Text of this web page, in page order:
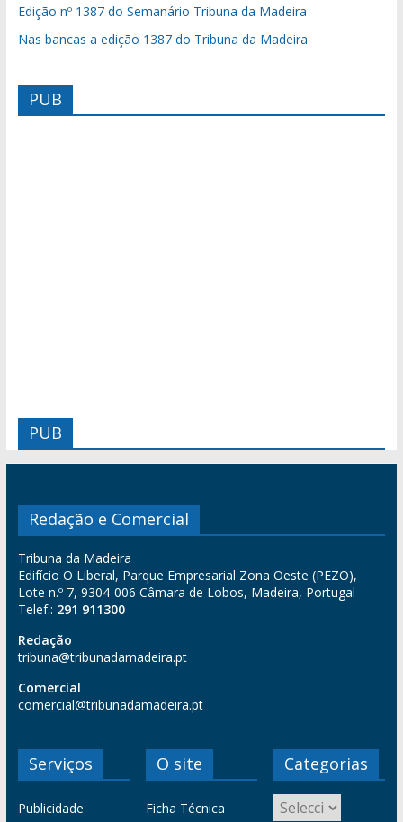
Edição nº 1387 do Semanário Tribuna da Madeira
Nas bancas a edição 1387 do Tribuna da Madeira
PUB
PUB
Redação e Comercial
Tribuna da Madeira
Edifício O Liberal, Parque Empresarial Zona Oeste (PEZO),
Lote n.º 7, 9304-006 Câmara de Lobos, Madeira, Portugal
Telef.: 291 911300
Redação
tribuna@tribunadamadeira.pt
Comercial
comercial@tribunadamadeira.pt
Serviços
Publicidade
O site
Ficha Técnica
Categorias